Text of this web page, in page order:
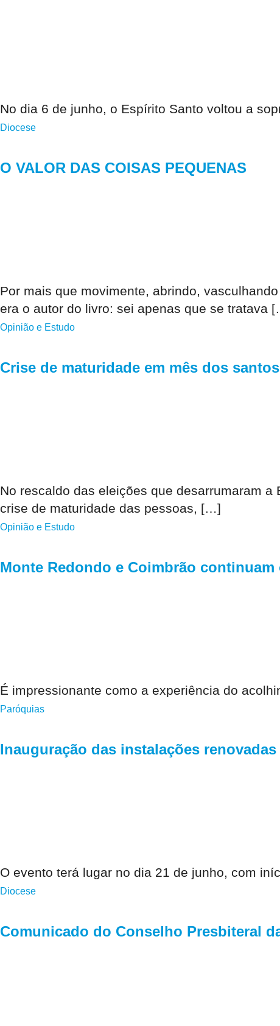
No dia 6 de junho, o Espírito Santo voltou a
Diocese
O VALOR DAS COISAS PEQUENAS
Por mais que movimente, abrindo,
era o autor do livro: sei apenas que se tratava
Opinião e Estudo
Crise de maturidade em mês dos
No rescaldo das eleições que desarrumaram
crise de maturidade das pessoas, […]
Opinião e Estudo
Monte Redondo e Coimbrão continuam
É impressionante como a experiência do
Paróquias
Inauguração das instalações
O evento terá lugar no dia 21 de junho, com
Diocese
Comunicado do Conselho Presbiteral